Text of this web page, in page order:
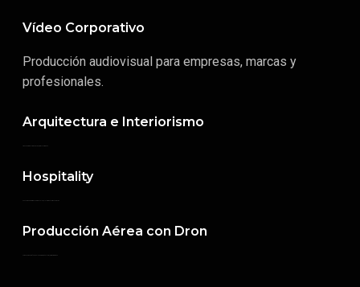
Vídeo Corporativo
Producción audiovisual para empresas, marcas y
profesionales.
Arquitectura e Interiorismo
Hospitality
Producción Aérea con Dron